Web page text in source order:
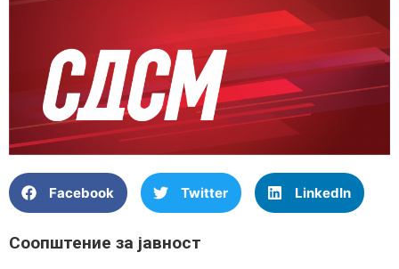
Facebook Twitter LinkedIn
Соопштение за јавност